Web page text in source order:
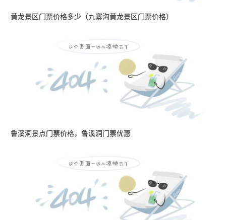
黄龙景区门票价格多少（九寨沟黄龙景区门票价格）
鲁溪洞景点门票价格，鲁溪洞门票优惠